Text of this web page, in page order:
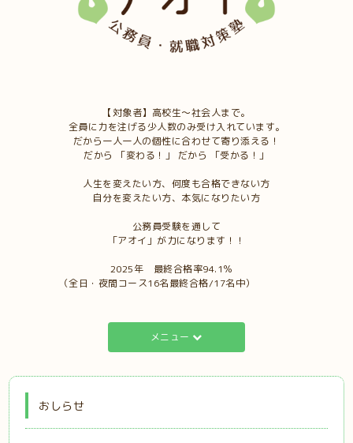
【対象者】高校生～社会人まで。
全員に力を注げる少人数のみ受け入れています。
だから一人一人の個性に合わせて寄り添える！
だから 「変わる！」 だから 「受かる！」
人生を変えたい方、何度も合格できない方
自分を変えたい方、本気になりたい方
公務員受験を通して
「アオイ」が力になります！！
2025年 最終合格率94.1％
（全日・夜間コース16名最終合格/17名中）
メニュー
おしらせ